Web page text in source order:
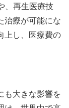
、再生医療技
治療が可能にな
上し、医療費の
も大きな影響を